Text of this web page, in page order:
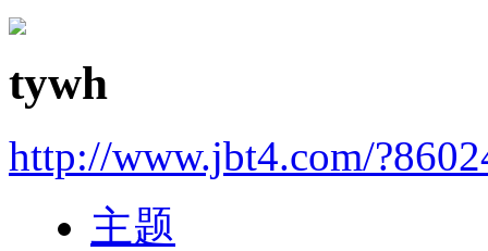
tywh
http://www.jbt4.com/
主题